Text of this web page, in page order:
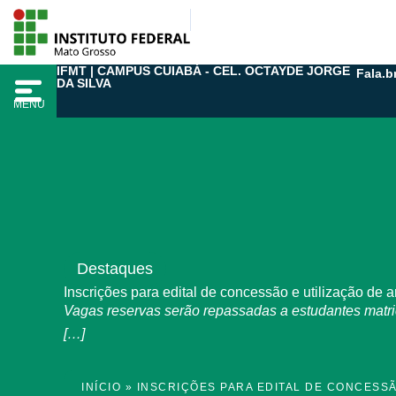
para
conteúdo
MENU
IFMT | CAMPUS CUIABÁ - CEL. OCTAYDE JORGE
DA SILVA
Destaques
Inscrições para edital de concessão e utilização de
Vagas reservas serão repassadas a estudantes
[…]
INÍCIO » INSCRIÇÕES PARA EDITAL DE